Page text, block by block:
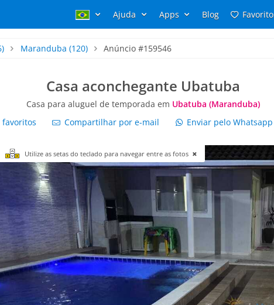
Ajuda Apps Blog
Maranduba (120) Anúncio #159546
Casa aconchegante Ubatuba
Casa para aluguel de temporada em Ubatuba (Maranduba)
Compartilhar por e-mail Enviar pelo
Utilize as setas do teclado para navegar entre as fotos